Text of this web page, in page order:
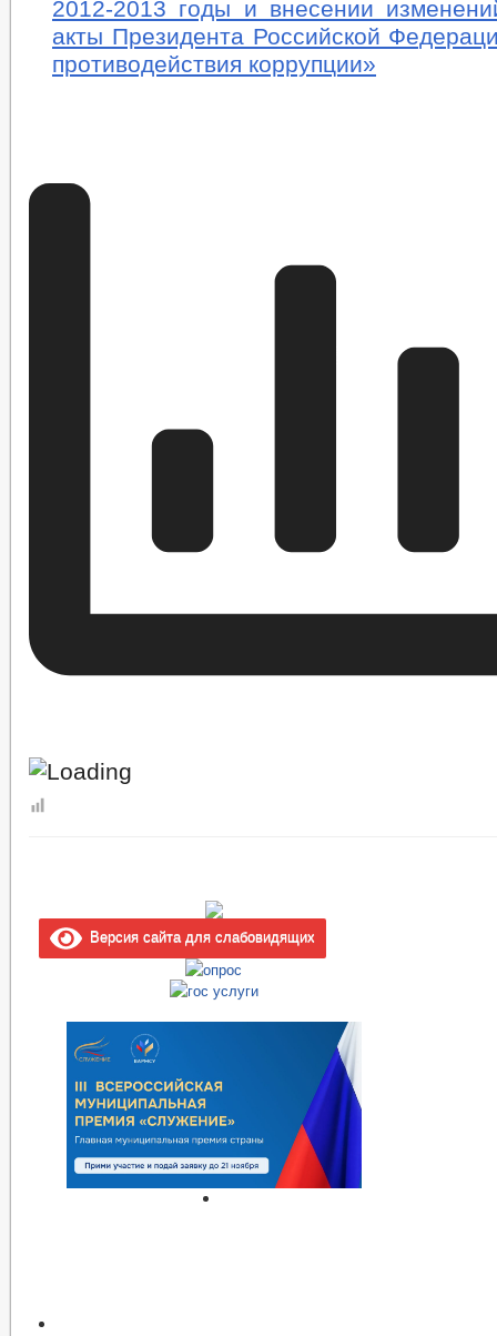
2012-2013 годы и внесении
акты Президента Российской
противодействия коррупции»
Версия сайта для слабовидящих